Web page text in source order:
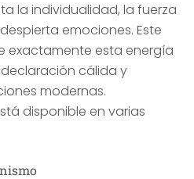
la individualidad, la fuerza
emociones. Este
exactamente esta energía
cálida y
modernas.
disponible en varias